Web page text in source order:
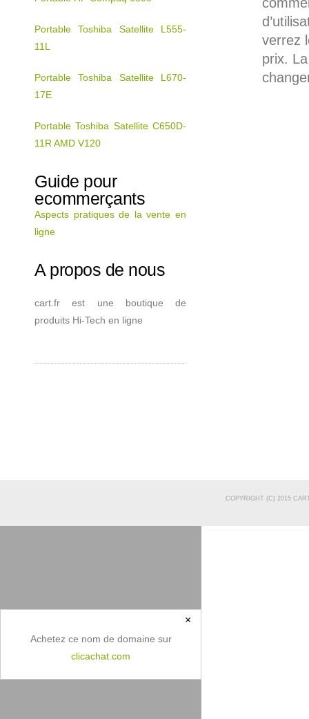
verrez
prix.
Portable Toshiba Satellite L555-
11L
Portable Toshiba Satellite L670-
17E
Portable Toshiba Satellite C650D-
11R AMD V120
Guide pour
ecommerçants
Aspects pratiques de la vente en
ligne
A propos de nous
cart.fr est une boutique de
produits Hi-Tech en ligne
COPYRIGHT (C) 2015
×
Achetez ce nom de domaine sur
clicachat.com